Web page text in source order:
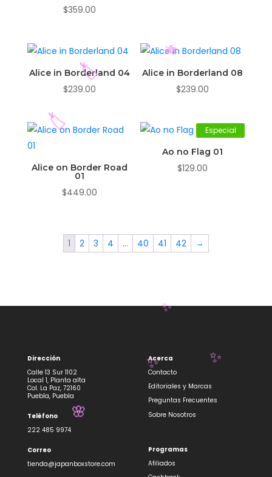
$359.00
Alice in Borderland 04
$239.00
Alice in Borderland 08
$239.00
Alice on Border Road
01
$449.00
Especial
Ao no Flag 01
$129.00
1 2 3 4 … 40 41 42 →
Dirección
Calle 13 Sur 1102
Local 1, Planta alta
Col. La Paz, 72160
Puebla, Puebla
Teléfono
222 485 9974
Correo
tienda@japanboxstore.com
Acerca
Contacto
Editoriales y Marcas
Preguntas Frecuentes
Sobre Nosotros
Programas
Afiliados
✨
✨
🏷️